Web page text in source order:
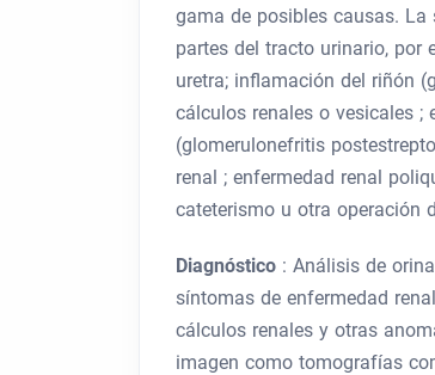
gama de posibles causas. La
partes del tracto urinario, por
uretra; inflamación del riñón
cálculos renales o vesicales
(glomerulonefritis
renal ; enfermedad renal
cateterismo u otra operación
Diagnóstico : Análisis de
síntomas de enfermedad
cálculos renales y otras
imagen como tomografías